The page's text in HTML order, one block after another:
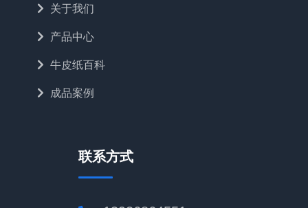
关于我们
产品中心
牛皮纸百科
成品案例
联系方式